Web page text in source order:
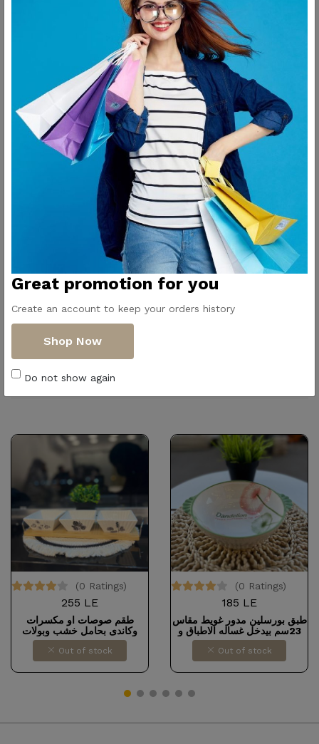
سيرفيس غويط بورسلين مقاس 32
Similar Products
(0 Ratings)
255 LE
طقم صوصات او مكسرات
وكاندى بحامل خشب وبولات
بورسلين
Out of stock
(0 Ratings)
185 LE
طبق بورسلين مدور غويط مقاس
23سم بيدخل غساله الاطباق و
الميكروويف وبيتحط علي النار
مباشرةً
Out of stock
Great promotion for you
Create an account to keep your orders history
Shop Now
Do not show again